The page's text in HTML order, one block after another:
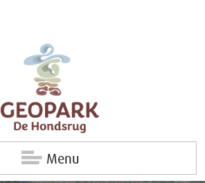
Menu